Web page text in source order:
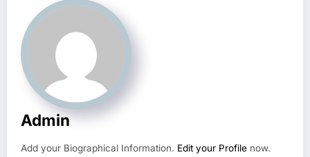
Admin
Add your Biographical Information. Edit your Profile now.